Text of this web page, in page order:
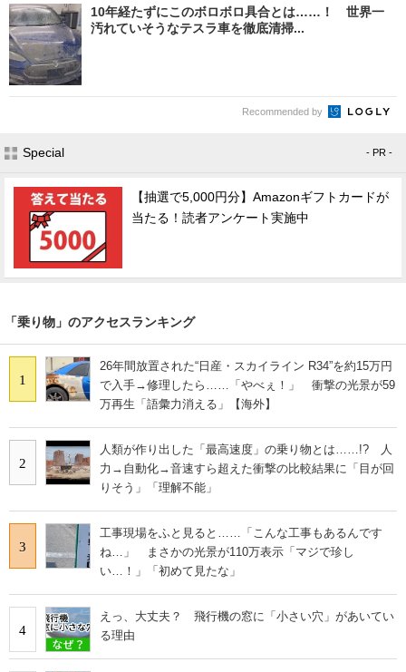
10年経たずにこのボロボロ具合とは……！ 世界一
汚れていそうなテスラ車を徹底清掃...
Recommended by
Special - PR -
【抽選で5,000円分】Amazonギフトカードが
当たる！読者アンケート実施中
「乗り物」のアクセスランキング
1
26年間放置された“日産・スカイライン R34”を約15万円
で入手→修理したら……「やべぇ！」 衝撃の光景が59
万再生「語彙力消える」【海外】
2
人類が作り出した「最高速度」の乗り物とは……!? 人
力→自動化→音速すら超えた衝撃の比較結果に「目が回
りそう」「理解不能」
3
工事現場をふと見ると……「こんな工事もあるんです
ね…」 まさかの光景が110万表示「マジで珍し
い…！」「初めて見たな」
4
えっ、大丈夫？ 飛行機の窓に「小さい穴」があいてい
る理由